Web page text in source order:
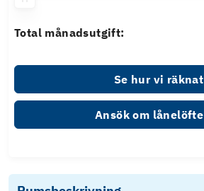
Total månadsutgift:
Se hur vi räknat
Ansök om lånelöfte